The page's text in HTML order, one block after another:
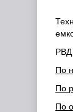
РВД
По
По
По